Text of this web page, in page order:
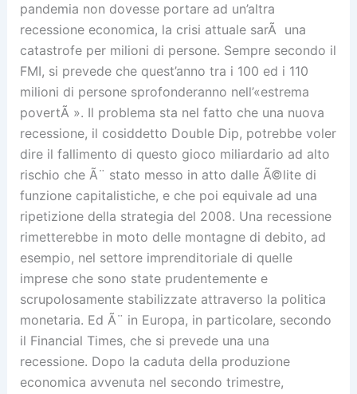
pandemia non dovesse portare ad un’altra
recessione economica, la crisi attuale sarÃ una
catastrofe per milioni di persone. Sempre secondo il
FMI, si prevede che quest’anno tra i 100 ed i 110
milioni di persone sprofonderanno nell’«estrema
povertÃ ». Il problema sta nel fatto che una nuova
recessione, il cosiddetto Double Dip, potrebbe voler
dire il fallimento di questo gioco miliardario ad alto
rischio che Ã¨ stato messo in atto dalle Ã©lite di
funzione capitalistiche, e che poi equivale ad una
ripetizione della strategia del 2008. Una recessione
rimetterebbe in moto delle montagne di debito, ad
esempio, nel settore imprenditoriale di quelle
imprese che sono state prudentemente e
scrupolosamente stabilizzate attraverso la politica
monetaria. Ed Ã¨ in Europa, in particolare, secondo
il Financial Times, che si prevede una una
recessione. Dopo la caduta della produzione
economica avvenuta nel secondo trimestre,